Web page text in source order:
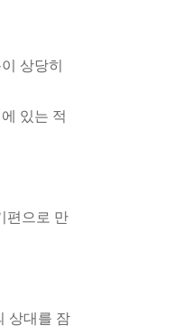
상당히
있는 적
편으로 만
상대를 잠